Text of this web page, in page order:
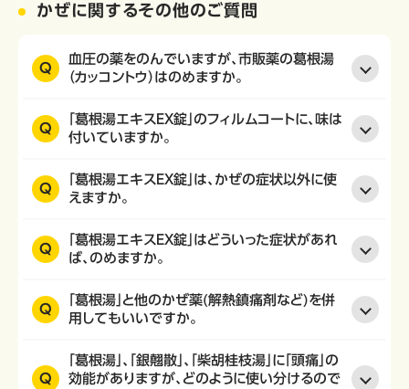
かぜに関するその他のご質問
Q
血圧の薬をのんでいますが、市販薬の葛根湯
（カッコントウ）はのめますか。
Q
「葛根湯エキスEX錠」のフィルムコートに、味は
付いていますか。
Q
「葛根湯エキスEX錠」は、かぜの症状以外に使
えますか。
Q
「葛根湯エキスEX錠」はどういった症状があれ
ば、のめますか。
Q
「葛根湯」と他のかぜ薬(解熱鎮痛剤など)を併
用してもいいですか。
Q
「葛根湯」、「銀翹散」、「柴胡桂枝湯」に「頭痛」の
効能がありますが、どのように使い分けるので